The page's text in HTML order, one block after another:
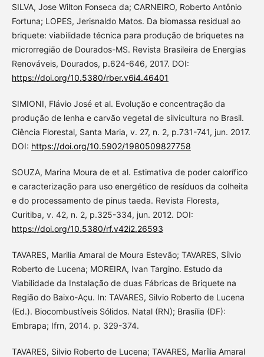
SILVA, Jose Wilton Fonseca da; CARNEIRO, Roberto Antônio
Fortuna; LOPES, Jerisnaldo Matos. Da biomassa residual ao
briquete: viabilidade técnica para produção de briquetes na
microrregião de Dourados-MS. Revista Brasileira de Energias
Renováveis, Dourados, p.624-646, 2017. DOI:
https://doi.org/10.5380/rber.v6i4.46401
SIMIONI, Flávio José et al. Evolução e concentração da
produção de lenha e carvão vegetal de silvicultura no Brasil.
Ciência Florestal, Santa Maria, v. 27, n. 2, p.731-741, jun. 2017.
DOI: https://doi.org/10.5902/1980509827758
SOUZA, Marina Moura de et al. Estimativa de poder calorífico
e caracterização para uso energético de resíduos da colheita
e do processamento de pinus taeda. Revista Floresta,
Curitiba, v. 42, n. 2, p.325-334, jun. 2012. DOI:
https://doi.org/10.5380/rf.v42i2.26593
TAVARES, Marilia Amaral de Moura Estevão; TAVARES, Sílvio
Roberto de Lucena; MOREIRA, Ivan Targino. Estudo da
Viabilidade da Instalação de duas Fábricas de Briquete na
Região do Baixo-Açu. In: TAVARES, Silvio Roberto de Lucena
(Ed.). Biocombustíveis Sólidos. Natal (RN); Brasília (DF):
Embrapa; Ifrn, 2014. p. 329-374.
TAVARES, Silvio Roberto de Lucena; TAVARES, Marília Amaral